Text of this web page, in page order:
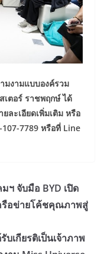
มงามแบบองค์รวม
เตอร์ ราชพฤกษ์ ได้
ละเอียดเพิ่มเติม หรือ
7789 หรือที่ Line
ฯ จับมือ BYD เปิด
รือข่ายโค้ชคุณภาพสู่
เกียรติเป็นเจ้าภาพ